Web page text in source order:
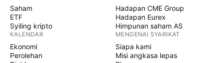
Saham
ETF
Syiling kripto
KALENDAR
Ekonomi
Perolehan
Hadapan CME Group
Hadapan Eurex
Himpunan saham AS
MENGENAI SYARIKAT
Siapa kami
Misi angkasa lepas